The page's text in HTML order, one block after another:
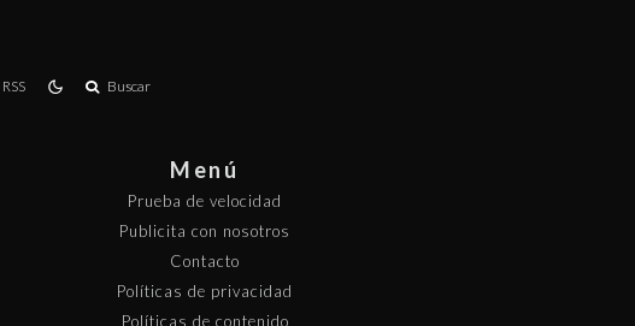
RSS Buscar
Menú
Prueba de velocidad
Publicita con nosotros
Contacto
Políticas de privacidad
Políticas de contenido